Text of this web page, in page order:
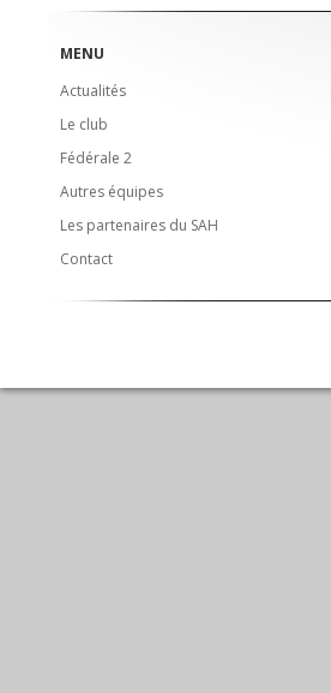
MENU
Actualités
Le club
Fédérale 2
Autres équipes
Les partenaires du SAH
Contact